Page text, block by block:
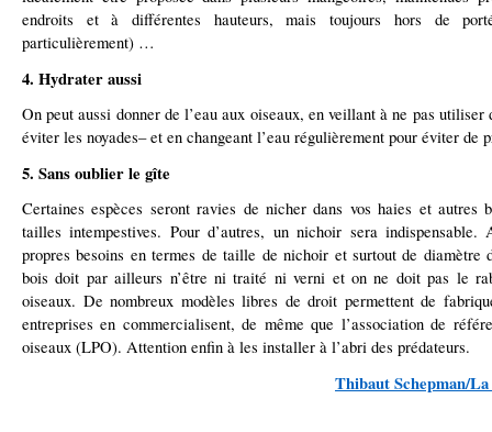
endroits et à différentes hauteurs, mais toujours hors de
particulièrement) …
4. Hydrater aussi
On peut aussi donner de l’eau aux oiseaux, en veillant à ne pas utiliser
éviter les noyades– et en changeant l’eau régulièrement pour éviter de
5. Sans oublier le gîte
Certaines espèces seront ravies de nicher dans vos haies et autres
tailles intempestives. Pour d’autres, un nichoir sera indispensable.
propres besoins en termes de taille de nichoir et surtout de diamètre
bois doit par ailleurs n’être ni traité ni verni et on ne doit pas le
oiseaux. De nombreux modèles libres de droit permettent de
entreprises en commercialisent, de même que l’association de
oiseaux (LPO). Attention enfin à les installer à l’abri des prédateurs.
Thibaut Schepman/